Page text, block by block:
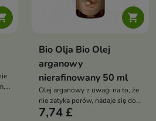

Bio Olja Bio Olej
arganowy
nierafinowany 50 ml
Olej arganowy z uwagi na to, że
nie zatyka porów, nadaje się do
każdego rodzaju cery
7,74 £